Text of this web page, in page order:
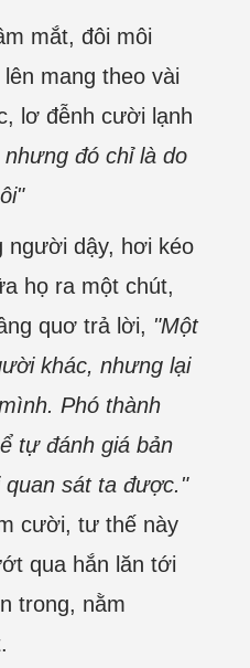
mắt, đôi môi
mang theo vài
lơ đễnh cười lạnh
nhưng đó chỉ là do
người dậy, hơi kéo
họ ra một chút,
quơ trả lời, "Một
khác, nhưng lại
Phó thành
tự đánh giá bản
sát ta được."
cười, tư thế này
qua hắn lăn tới
trong, nằm